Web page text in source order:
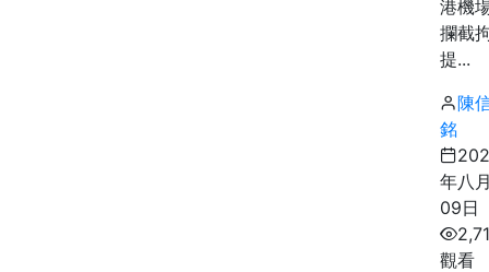
港機
攔截
提...
陳
銘
年八
09日
觀看